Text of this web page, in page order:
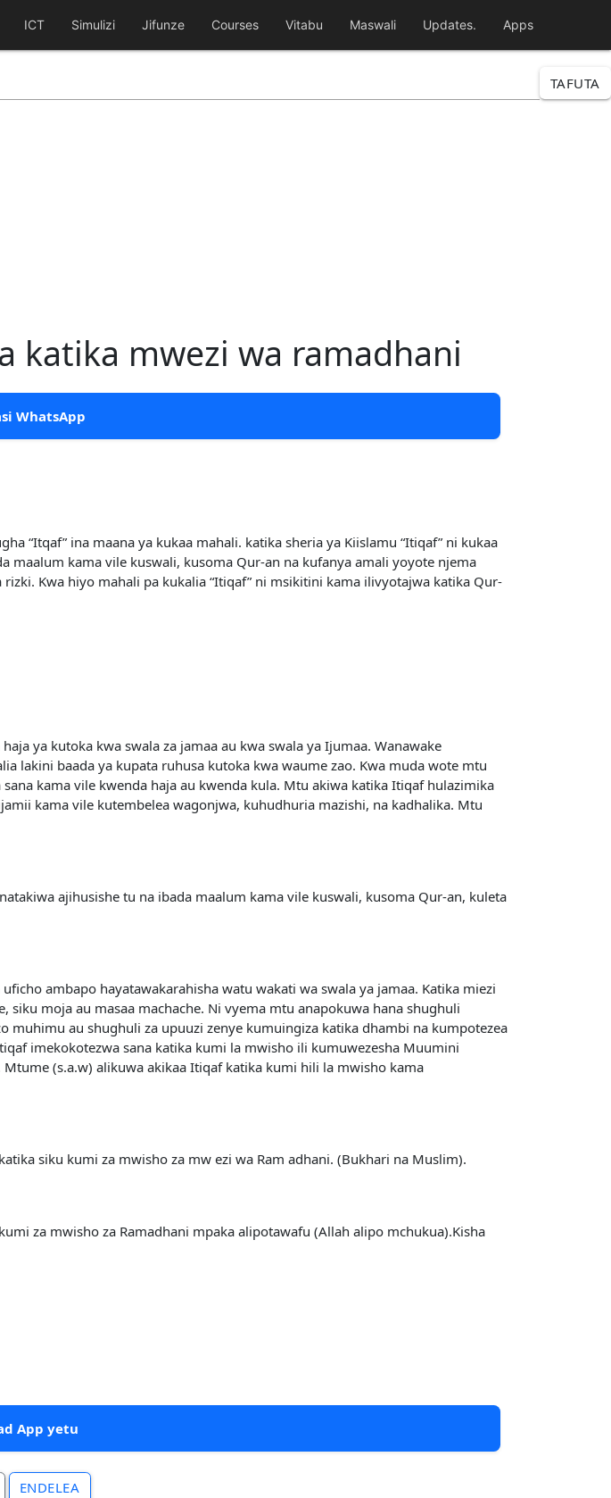
ICT Simulizi Jifunze Courses Vitabu Maswali Updates. Apps
TAFUTA
katika mwezi wa ramadhani
WhatsApp
“Itqaf” ina maana ya kukaa mahali. katika sheria ya Kiislamu “Itiqaf” ni kukaa
kama vile kuswali, kusoma Qur-an na kufanya amali yoyote njema
Kwa hiyo mahali pa kukalia “Itiqaf” ni msikitini kama ilivyotajwa katika Qur-
ya kutoka kwa swala za jamaa au kwa swala ya Ijumaa. Wanawake
lakini baada ya kupata ruhusa kutoka kwa waume zao. Kwa muda wote mtu
kama vile kwenda haja au kwenda kula. Mtu akiwa katika Itiqaf hulazimika
kama vile kutembelea wagonjwa, kuhudhuria mazishi, na kadhalika. Mtu
ajihusishe tu na ibada maalum kama vile kuswali, kusoma Qur-an, kuleta
ambapo hayatawakarahisha watu wakati wa swala ya jamaa. Katika miezi
moja au masaa machache. Ni vyema mtu anapokuwa hana shughuli
au shughuli za upuuzi zenye kumuingiza katika dhambi na kumpotezea
imekokotezwa sana katika kumi la mwisho ili kumuwezesha Muumini
(s.a.w) alikuwa akikaa Itiqaf katika kumi hili la mwisho kama
siku kumi za mwisho za mw ezi wa Ram adhani. (Bukhari na Muslim).
za mwisho za Ramadhani mpaka alipotawafu (Allah alipo mchukua).Kisha
App yetu
ENDELEA